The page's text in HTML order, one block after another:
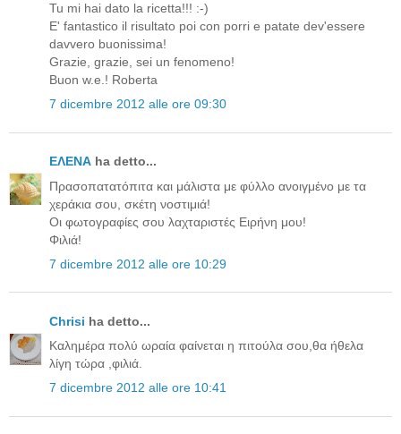
Tu mi hai dato la ricetta!!! :-)
E' fantastico il risultato poi con porri e patate dev'essere
davvero buonissima!
Grazie, grazie, sei un fenomeno!
Buon w.e.! Roberta
7 dicembre 2012 alle ore 09:30
ΕΛΕΝΑ ha detto...
Πρασοπατατόπιτα και μάλιστα με φύλλο ανοιγμένο με τα
χεράκια σου, σκέτη νοστιμιά!
Οι φωτογραφίες σου λαχταριστές Ειρήνη μου!
Φιλιά!
7 dicembre 2012 alle ore 10:29
Chrisi ha detto...
Καλημέρα πολύ ωραία φαίνεται η πιτούλα σου,θα ήθελα
λίγη τώρα ,φιλιά.
7 dicembre 2012 alle ore 10:41